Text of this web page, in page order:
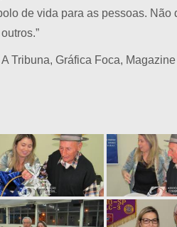
de vida para as pessoas.
Tribuna, Gráfica Foca,